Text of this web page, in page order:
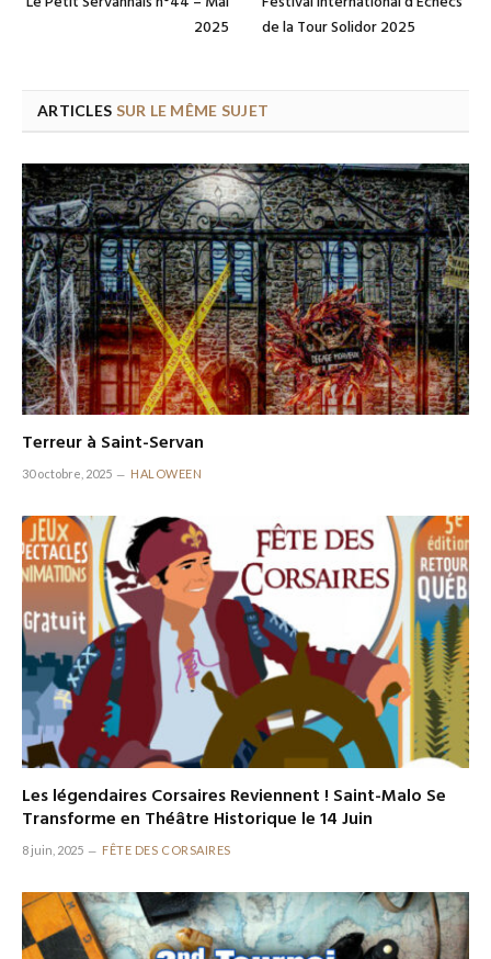
2025
de la Tour Solidor 2025
ARTICLES SUR LE MÊME SUJET
Terreur à Saint-Servan
30 octobre, 2025 HALOWEEN
Les légendaires Corsaires Reviennent ! Saint-Malo Se
Transforme en Théâtre Historique le 14 Juin
8 juin, 2025 FÊTE DES CORSAIRES